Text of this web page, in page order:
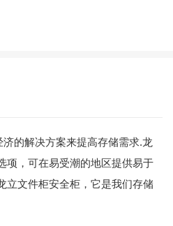
的解决方案来提高存储需求.龙
项，可在易受潮的地区提供易于
立文件柜安全柜，它是我们存储